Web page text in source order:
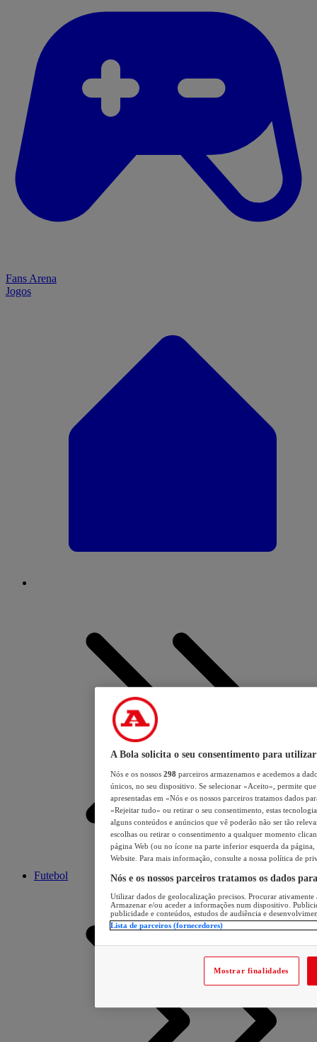
Fans Arena
Jogos
Futebol
A Bola solicita o seu consentimento para utilizar
Nós e os nossos 298 parceiros armazenamos e acedemos a
únicos, no seu dispositivo. Se selecionar «Aceito», permite
apresentadas em «Nós e os nossos parceiros tratamos dados
«Rejeitar tudo» ou retirar o seu consentimento, estas
alguns conteúdos e anúncios que vê poderão não ser tão
escolhas ou retirar o consentimento a qualquer momento
página Web (ou no ícone na parte inferior esquerda da página,
Website. Para mais informação, consulte a nossa política de
Nós e os nossos parceiros tratamos os dados
Utilizar dados de geolocalização precisos. Procurar
Armazenar e/ou aceder a informações num dispositivo.
publicidade e conteúdos, estudos de audiência e
Lista de parceiros (fornecedores)
Mostrar finalidades